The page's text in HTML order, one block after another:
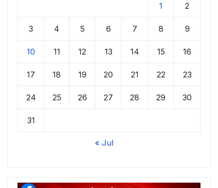
1 2
3 4 5 6 7 8 9
10 11 12 13 14 15 16
17 18 19 20 21 22 23
24 25 26 27 28 29 30
31
« Jul